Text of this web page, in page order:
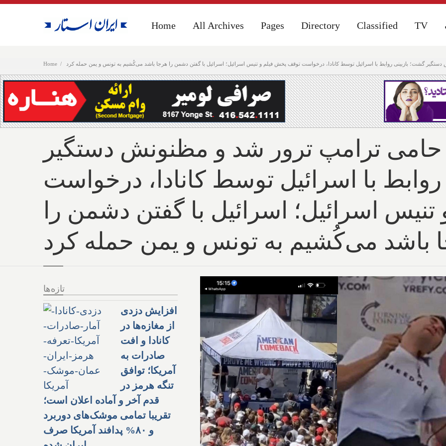
Home گشت؛ بازبینی روابط با اسرائیل توسط کانادا، درخواست توقف پخش فیلم و تنیس اسرائیل؛ اسرائیل با گفتن دشمن را هرجا باشد می‌کُشیم به تونس و یمن حمله کرد
Home All Archives Pages Directory Classified TV
Home All Archives Pages Directory Classified TV
ترامپ ترور شد و مظنونش دستگیر
با اسرائیل توسط کانادا، درخواست
اسرائیل؛ اسرائیل با گفتن دشمن را
باشد می‌کُشیم به تونس و یمن حمله کرد
تازه‌ها
افزایش دزدی
از مغازه‌ها در
کانادا و افت
صادرات به
آمریکا؛ توافق
تنگه هرمز در
قدم آخر و آماده اعلان است؛
تقریبا تمامی موشک‌های دوربرد
و ۸۰% پدافند آمریکا صرف